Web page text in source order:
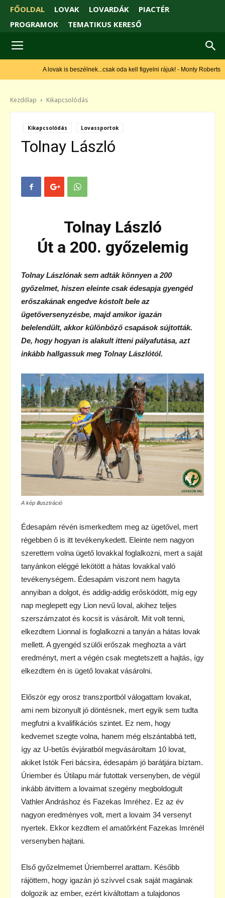
FŐOLDAL LOVAK LOVARDÁK
PIACTÉR
PROGRAMOK
TEMATIKUS KERESŐ
A lovak is beszélnek...csak oda kell figyelni rájuk! - Monty Roberts
Kezdőlap Kikapcsolódás
Kikapcsolódás Lovassportok
Tolnay László
Tolnay László
Út a 200. győzelemig
Tolnay Lászlónak sem adták könnyen a 200
győzelmet, hiszen eleinte csak édesapja gyengéd
erőszakának engedve kóstolt bele az
ügetőversenyzésbe, majd amikor igazán
belelendült, akkor különböző csapások sújtották.
De, hogy hogyan is alakult itteni pályafutása, azt
inkább hallgassuk meg Tolnay Lászlótól.
A kép illusztráció
Édesapám révén ismerkedtem meg az ügetővel, mert
régebben ő is itt tevékenykedett. Eleinte nem nagyon
szerettem volna ügető lovakkal foglalkozni, mert a saját
tanyánkon eléggé lekötött a hátas lovakkal való
tevékenységem. Édesapám viszont nem hagyta
annyiban a dolgot, és addig-addig erősködött, míg egy
nap meglepett egy Lion nevű loval, akihez teljes
szerszámzatot és kocsit is vásárolt. Mit volt tenni,
elkezdtem Lionnal is foglalkozni a tanyán a hátas lovak
mellett. A gyengéd szülői erőszak meghozta a várt
eredményt, mert a végén csak megtetszett a hajtás, így
elkezdtem én is ügető lovakat vásárolni.
Először egy orosz transzportból válogattam lovakat,
ami nem bizonyult jó döntésnek, mert egyik sem tudta
megfutni a kvalifikációs szintet. Ez nem, hogy
kedvemet szegte volna, hanem még elszántabbá tett,
így az U-betűs évjáratból megvásároltam 10 lovat,
akiket Istók Feri bácsira, édesapám jó barátjára bíztam.
Úriember és Útilapu már futottak versenyben, de végül
inkább átvittem a lovaimat szegény megboldogult
Vathler Andráshoz és Fazekas Imréhez. Ez az év
nagyon eredményes volt, mert a lovaim 34 versenyt
nyertek. Ekkor kezdtem el amatőrként Fazekas Imrénél
versenyben hajtani.
Első győzelmemet Úriemberrel arattam. Később
rájöttem, hogy igazán jó szívvel csak saját magának
dolgozik az ember, ezért kiváltottam a tulajdonos